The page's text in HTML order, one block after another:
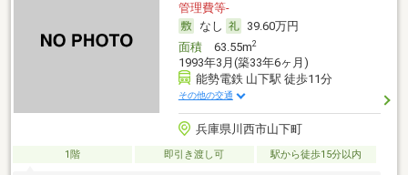
管理費等-
なし
39.60万円
面積63.55m2
1993年3月(築33年6ヶ月)
能勢電鉄 山下駅 徒歩11分
その他の交通
兵庫県川西市山下町
1階 即引き渡し可 駅から徒歩15分以内